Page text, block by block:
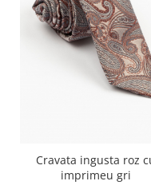
Cravata ingusta roz
imprimeu gri